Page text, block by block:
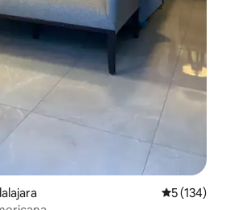
Évaluation
5 (134)